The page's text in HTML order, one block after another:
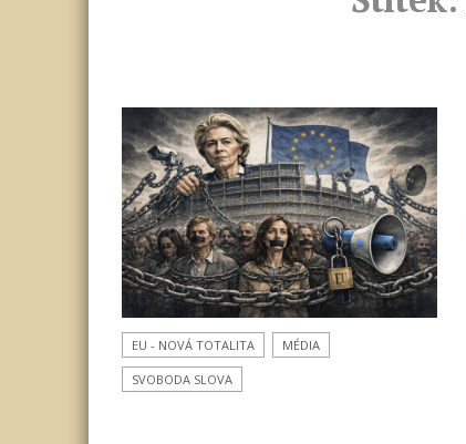
EU - NOVÁ TOTALITA MÉDIA
SVOBODA SLOVA